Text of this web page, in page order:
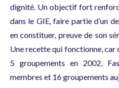
dignité. Un objectif fort
dans le GIE, faire partie d’un
en constituer, preuve de son
Une recette qui fonctionne, car
5 groupements en 2002,
membres et 16 groupements